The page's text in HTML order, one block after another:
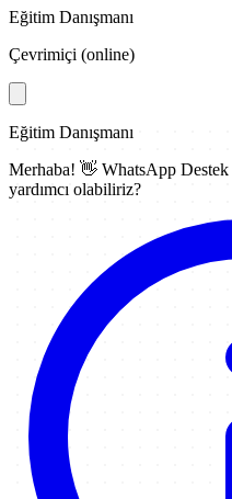
Eğitim Danışmanı
Çevrimiçi (online)
Eğitim Danışmanı
Merhaba! 👋 WhatsApp Destek
yardımcı olabiliriz?